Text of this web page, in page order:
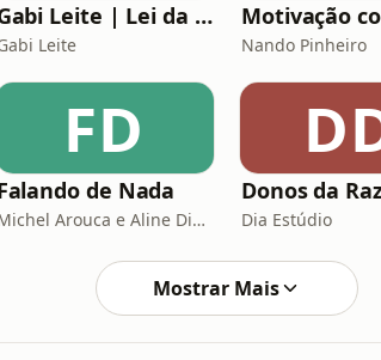
Gabi Leite | Lei da Atração na Prática
Leite Nando Pinheiro
FD
de Nada
Michel Arouca e Aline Diniz
Donos da
Dia Estúdio
Mostrar Mais